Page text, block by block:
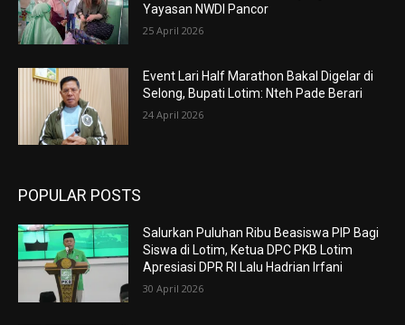
Yayasan NWDI Pancor
25 April 2026
Event Lari Half Marathon Bakal Digelar di
Selong, Bupati Lotim: Nteh Pade Berari
24 April 2026
POPULAR POSTS
Salurkan Puluhan Ribu Beasiswa PIP Bagi
Siswa di Lotim, Ketua DPC PKB Lotim
Apresiasi DPR RI Lalu Hadrian Irfani
30 April 2026